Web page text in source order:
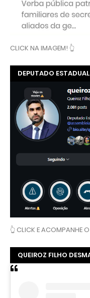
CLICK NA IMAGEM! 👆
DEPUTADO
👆 CLICK E ACOMPANHE
QUEIROZ FILHO